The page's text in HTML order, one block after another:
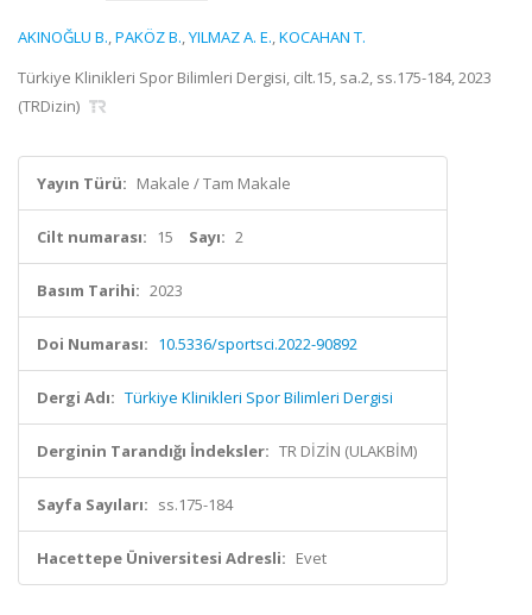
AKINOĞLU B.,PAKÖZ B.,YILMAZ A. E.,KOCAHAN T.
Türkiye Klinikleri Spor Bilimleri Dergisi, cilt.15, sa.2, ss.175-184, 2023
(TRDizin)
Yayın Türü: Makale / Tam Makale
Cilt numarası: 15 Sayı: 2
Basım Tarihi: 2023
Doi Numarası: 10.5336/sportsci.2022-90892
Dergi Adı: Türkiye Klinikleri Spor Bilimleri Dergisi
Derginin Tarandığı İndeksler: TR DİZİN (ULAKBİM)
Sayfa Sayıları: ss.175-184
Hacettepe Üniversitesi Adresli: Evet